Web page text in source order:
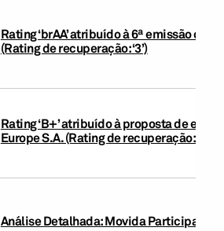
Rating ‘brAA’ atribuído à 6ª emissão de
(Rating de recuperação: ‘3’)
Rating ‘B+’ atribuído à proposta de
Europe S.A. (Rating de recuperação: ‘3’)
Análise Detalhada: Movida